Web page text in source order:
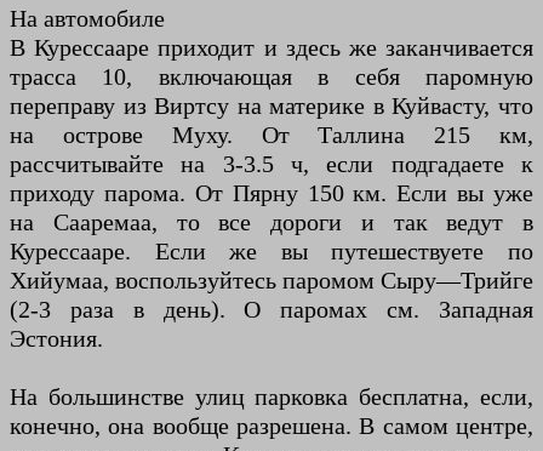
На автомобиле
В Курессааре приходит и здесь же заканчивается
трасса 10, включающая в себя паромную
переправу из Виртсу на материке в Куйвасту, что
на острове Муху. От Таллина 215 км,
рассчитывайте на 3-3.5 ч, если подгадаете к
приходу парома. От Пярну 150 км. Если вы уже
на Сааремаа, то все дороги и так ведут в
Курессааре. Если же вы путешествуете по
Хийумаа, воспользуйтесь паромом Сыру—Трийге
(2-3 раза в день). О паромах см. Западная
Эстония.
На большинстве улиц парковка бесплатна, если,
конечно, она вообще разрешена. В самом центре,